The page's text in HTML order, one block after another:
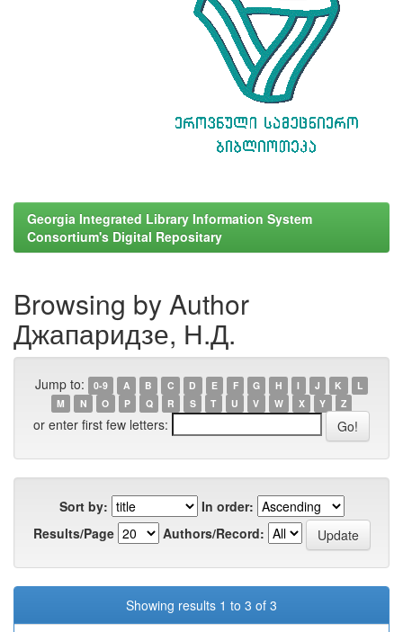
Georgia Integrated Library Information System
Consortium's Digital Repositary
Browsing by Author
Джапаридзе, Н.Д.
Jump to: 0-9 A B C D E F G H I J K
L
M
N O P Q R S T U V W X Y Z
or enter first few letters:
Sort by:
In order:
Results/Page
Authors/Record:
Showing results 1 to 3 of 3